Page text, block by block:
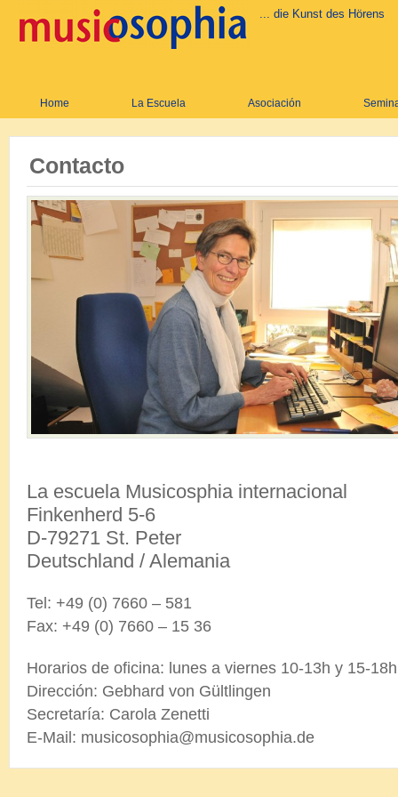
... die Kunst des Hörens
Home La Escuela Asociación
Contacto
La escuela Musicosphia internacional
Finkenherd 5-6
D-79271 St. Peter
Deutschland / Alemania
Tel: +49 (0) 7660 – 581
Fax: +49 (0) 7660 – 15 36
Horarios de oficina: lunes a viernes 10-13h y 15-18h
Dirección: Gebhard von Gültlingen
Secretaría: Carola Zenetti
E-Mail: musicosophia@musicosophia.de